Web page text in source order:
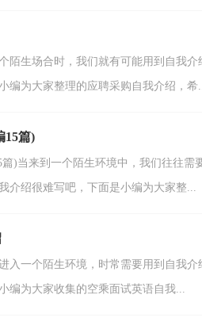
陌生场合时，我们就有可能用到自我
编为大家整理的应聘采购自我介绍，希
15篇)
)当来到一个陌生环境中，我们往往
介绍很难写吧，下面是小编为大家整...
入一个陌生环境，时常需要用到自我
编为大家收集的空乘面试英语自我...